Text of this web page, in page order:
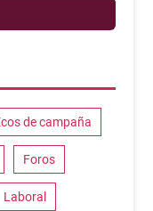
de campaña
Foros
Laboral